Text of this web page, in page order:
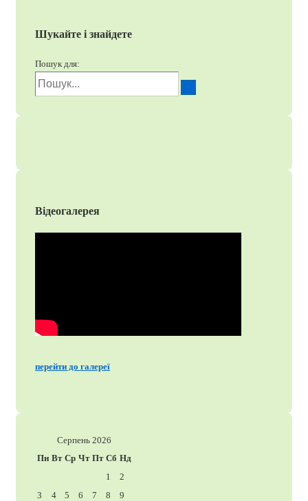
Шукайте і знайдете
Пошук для:
Відеогалерея
перейти до галереї
Серпень 2026
Пн Вт Ср Чт Пт Сб Нд
1
2
3
4 5 6 7 8
9